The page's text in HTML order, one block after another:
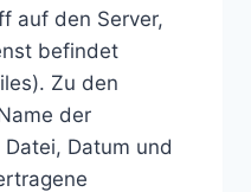
auf den Server,
befindet
Zu den
der
Datum und